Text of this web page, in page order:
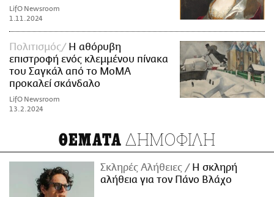
LifO Newsroom
1.11.2024
Πολιτισμός
Η αθόρυβη
επιστροφή ενός κλεμμένου πίνακα
του Σαγκάλ από το MoMA
προκαλεί σκάνδαλο
LifO Newsroom
13.2.2024
ΘΕΜΑΤΑ ΔΗΜΟΦΙΛΗ
Σκληρές Αλήθειες
H σκληρή
αλήθεια για τον Πάνο Βλάχο